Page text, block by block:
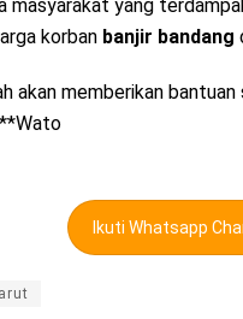
masyarakat yang
korban banjir bandang
akan memberikan
Ikuti Whatsapp